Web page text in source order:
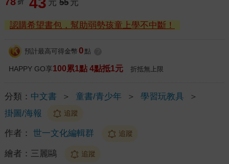
元 55 元
認購希望書包，幫助弱勢孩童上學不中斷！
預計最高可得金幣 0 點
HAPPY GO享100累1點 4點抵1元 折抵無上限
分類： 中文書 ＞ 童書/青少年 ＞ 學習玩教具
＞
掛圖/海報
追蹤
作者： 世一文化編輯群 追蹤
繪者： 三麗鷗 追蹤